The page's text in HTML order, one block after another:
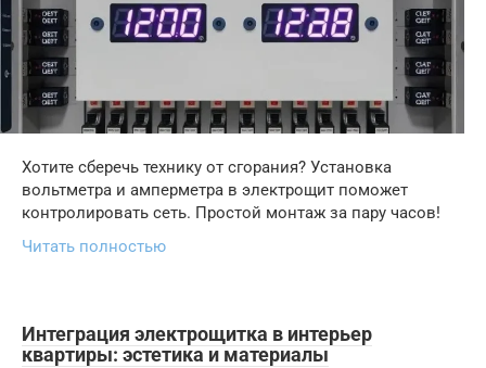
Хотите сберечь технику от сгорания? Установка
вольтметра и амперметра в электрощит поможет
контролировать сеть. Простой монтаж за пару часов!
Читать полностью
Интеграция электрощитка в интерьер
квартиры: эстетика и материалы